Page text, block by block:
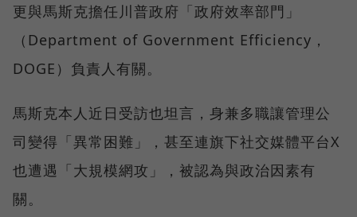
更與馬斯克擔任川普政府「政府效率部門」
（Department of Government Efficiency，
DOGE）負責人有關。
馬斯克本人近日受訪也坦言，身兼多職讓管理公
司變得「異常困難」，甚至連旗下社交媒體平台X
也遭遇「大規模網攻」，被認為與政治因素有
關。